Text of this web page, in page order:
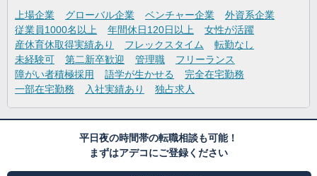
上場企業 グローバル企業 ベンチャー企業
外資系企業
従業員1000名以上
年間休日120日以上
女性が活躍
産休育休取得実績あり
フレックスタイム
転勤なし
未経験可
第二新卒歓迎 管理職
フリーランス
障がい者積極採用
語学が生かせる
完全在宅勤務
一部在宅勤務
入社実績あり 独占求人
平日夜の時間帯の転職相談も可能！
まずはアデコにご登録ください